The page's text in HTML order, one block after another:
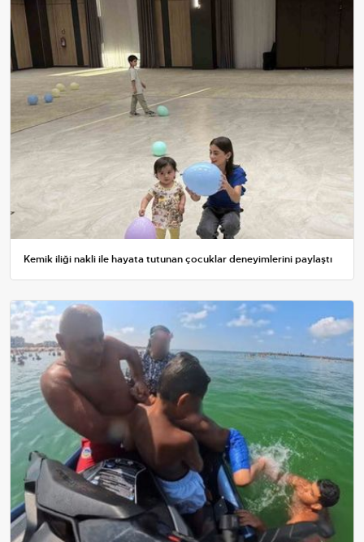
Kemik iliği nakli ile hayata tutunan çocuklar deneyimlerini paylaştı